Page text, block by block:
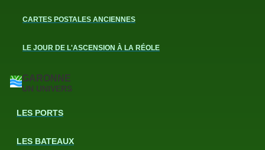
CARTES POSTALES ANCIENNES
LE JOUR DE L'ASCENSION À LA RÉOLE
GARONNE
UN UNIVERS
LES PORTS
LES BATEAUX